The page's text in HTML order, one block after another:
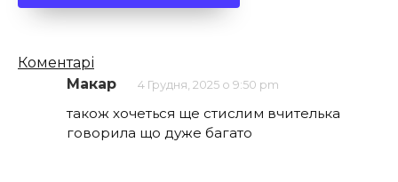
Кількість
коментарів
Коментарі
Макар
4 Грудня, 2025 о 9:50 pm
також хочеться ще стислим вчителька
говорила що дуже багато